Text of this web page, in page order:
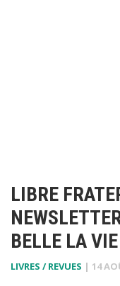
LIBRE
BELLE LA
LIVRES / REVUES | 14